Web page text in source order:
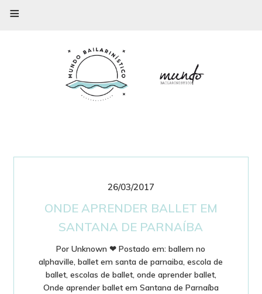
≡
26/03/2017
ONDE APRENDER BALLET EM
SANTANA DE PARNAÍBA
PorUnknown ❤Postado em:ballem no
alphaville,ballet em santa de parnaiba,escola de
ballet, escolas de ballet, onde aprender ballet,
Onde aprender ballet em Santana de Parnaíba